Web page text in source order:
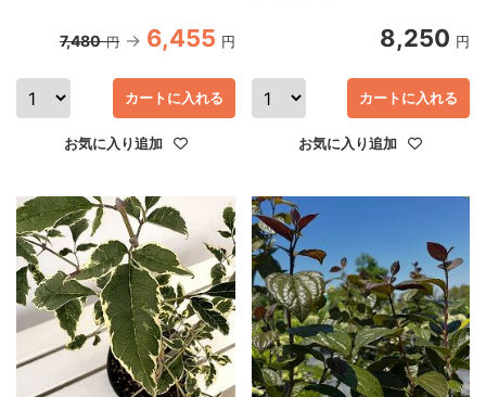
7,480 円 6,455 円
カートに入れる
お気に入り追加
8,250 円
カートに入れる
お気に入り追加